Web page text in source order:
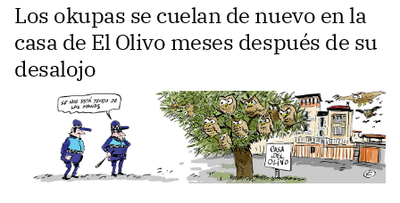
Los okupas se cuelan de nuevo en la
casa de El Olivo meses después de su
desalojo